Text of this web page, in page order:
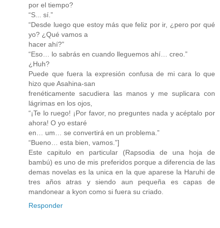
por el tiempo?
“S... sí.”
“Desde luego que estoy más que feliz por ir, ¿pero por qué
yo? ¿Qué vamos a
hacer ahí?”
“Eso… lo sabrás en cuando lleguemos ahí… creo.”
¿Huh?
Puede que fuera la expresión confusa de mi cara lo que
hizo que Asahina-san
frenéticamente sacudiera las manos y me suplicara con
lágrimas en los ojos,
“¡Te lo ruego! ¡Por favor, no preguntes nada y acéptalo por
ahora! O yo estaré
en… um… se convertirá en un problema.”
“Bueno… esta bien, vamos.”]
Este capitulo en particular (Rapsodia de una hoja de
bambú) es uno de mis preferidos porque a diferencia de las
demas novelas es la unica en la que aparese la Haruhi de
tres años atras y siendo aun pequeña es capas de
mandonear a kyon como si fuera su criado.
Responder